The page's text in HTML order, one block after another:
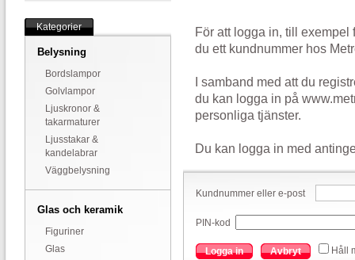
Kategorier
Belysning
Bordslampor
Golvlampor
Ljuskronor &
takarmaturer
Ljusstakar &
kandelabrar
Väggbelysning
Glas och keramik
Figuriner
Glas
För att logga in, till exempel
du ett kundnummer hos
I samband med att du
du kan logga in på
personliga tjänster.
Du kan logga in med
Kundnummer eller e-post
PIN-kod
Logga in Avbryt Håll